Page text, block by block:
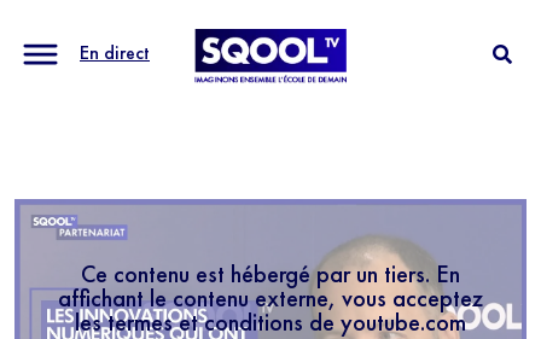
En direct
Ce contenu est hébergé par un tiers. En
affichant le contenu externe, vous acceptez
les termes et conditions de youtube.com